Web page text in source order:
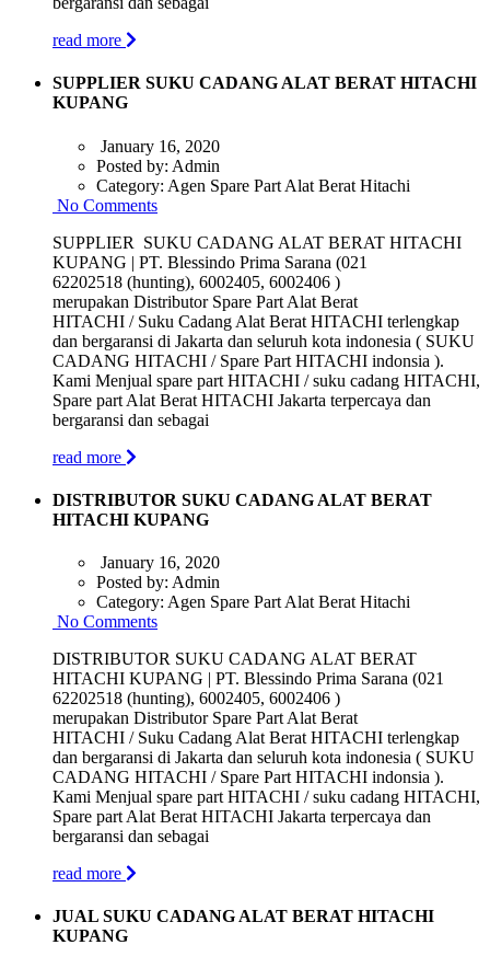
read more
SUPPLIER SUKU CADANG ALAT BERAT HITACHI
KUPANG
January 16, 2020
Posted by: Admin
Category: Agen Spare Part Alat Berat Hitachi
No Comments
SUPPLIER SUKU CADANG ALAT BERAT HITACHI
KUPANG | PT. Blessindo Prima Sarana (021
62202518 (hunting), 6002405, 6002406 )
merupakan Distributor Spare Part Alat Berat
HITACHI / Suku Cadang Alat Berat HITACHI terlengkap
dan bergaransi di Jakarta dan seluruh kota indonesia ( SUKU
CADANG HITACHI / Spare Part HITACHI indonsia ).
Kami Menjual spare part HITACHI / suku cadang HITACHI,
Spare part Alat Berat HITACHI Jakarta terpercaya dan
bergaransi dan sebagai
read more
DISTRIBUTOR SUKU CADANG ALAT BERAT
HITACHI KUPANG
January 16, 2020
Posted by: Admin
Category: Agen Spare Part Alat Berat Hitachi
No Comments
DISTRIBUTOR SUKU CADANG ALAT BERAT
HITACHI KUPANG | PT. Blessindo Prima Sarana (021
62202518 (hunting), 6002405, 6002406 )
merupakan Distributor Spare Part Alat Berat
HITACHI / Suku Cadang Alat Berat HITACHI terlengkap
dan bergaransi di Jakarta dan seluruh kota indonesia ( SUKU
CADANG HITACHI / Spare Part HITACHI indonsia ).
Kami Menjual spare part HITACHI / suku cadang HITACHI,
Spare part Alat Berat HITACHI Jakarta terpercaya dan
bergaransi dan sebagai
read more
JUAL SUKU CADANG ALAT BERAT HITACHI
KUPANG